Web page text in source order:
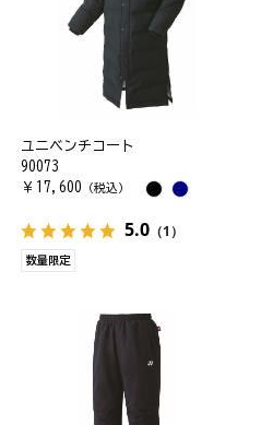
ユニベンチコート
90073
￥ 17,600 （税込）
5.0（1）
数量限定